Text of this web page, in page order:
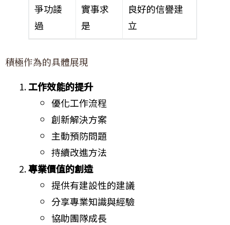
爭功諉
過
實事求
是
良好的信譽建
立
積極作為的具體展現
工作效能的提升
優化工作流程
創新解決方案
主動預防問題
持續改進方法
專業價值的創造
提供有建設性的建議
分享專業知識與經驗
協助團隊成長